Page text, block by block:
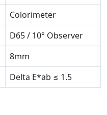
Colorimeter
D65 / 10° Observer
8mm
Delta E*ab ≤ 1.5